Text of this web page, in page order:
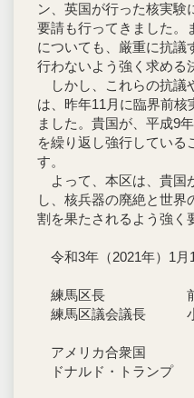
ン、英国が行った核実験
要請も行ってきました。
についても、厳重に抗議
行わないよう強く求める
しかし、これらの抗議
は、昨年11月に臨界前核
ました。貴国が、平成9
を繰り返し強行している
す。
よって、本区は、貴国
し、核兵器の廃絶と世
割を果たされるよう強く
令和3年（2021年）1月
練馬区長 前
練馬区議会議長
アメリカ合衆国
ドナルド・トランプ